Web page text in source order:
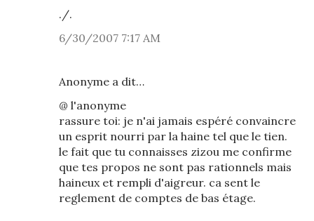
./.
6/30/2007 7:17 AM
Anonyme a dit…
@ l'anonyme
rassure toi: je n'ai jamais espéré convaincre
un esprit nourri par la haine tel que le tien.
le fait que tu connaisses zizou me confirme
que tes propos ne sont pas rationnels mais
haineux et rempli d'aigreur. ca sent le
reglement de comptes de bas étage.